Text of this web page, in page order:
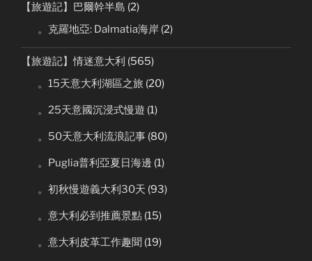
【旅遊記】巴爾幹半島 (2)
。克羅地亞: Dalmatia海岸 (2)
【旅遊記】情迷意大利 (565)
。15天意大利湖區之旅 (20)
。25天意國沉浸式慢遊 (1)
。50天意大利流浪記事 (80)
。Puglia普利亞夏日海邊 (1)
。初秋慢遊義大利30天 (93)
。意大利必到推薦景點 (15)
。意大利皮革工作趣聞 (19)